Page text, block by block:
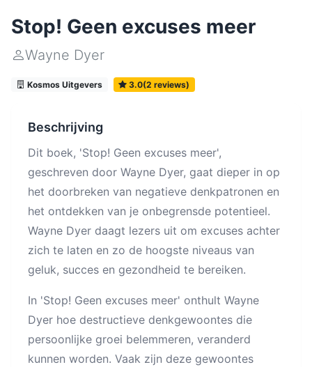
Stop! Geen excuses meer
Wayne Dyer
Kosmos Uitgevers 3.0(2 reviews)
Beschrijving
Dit boek, 'Stop! Geen excuses meer',
geschreven door Wayne Dyer, gaat dieper in op
het doorbreken van negatieve denkpatronen en
het ontdekken van je onbegrensde potentieel.
Wayne Dyer daagt lezers uit om excuses achter
zich te laten en zo de hoogste niveaus van
geluk, succes en gezondheid te bereiken.
In 'Stop! Geen excuses meer' onthult Wayne
Dyer hoe destructieve denkgewoontes die
persoonlijke groei belemmeren, veranderd
kunnen worden. Vaak zijn deze gewoontes